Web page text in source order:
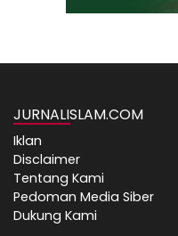
JURNALISLAM.COM
Iklan
Disclaimer
Tentang Kami
Pedoman Media Siber
Dukung Kami